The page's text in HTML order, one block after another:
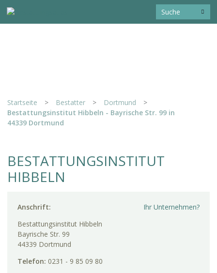
Startseite > Bestatter > Dortmund
>
Bestattungsinstitut Hibbeln - Bayrische Str. 99 in
44339 Dortmund
BESTATTUNGSINSTITUT
HIBBELN
Ihr Unternehmen?
Anschrift:
Bestattungsinstitut Hibbeln
Bayrische Str. 99
44339 Dortmund
Telefon: 0231 - 9 85 09 80